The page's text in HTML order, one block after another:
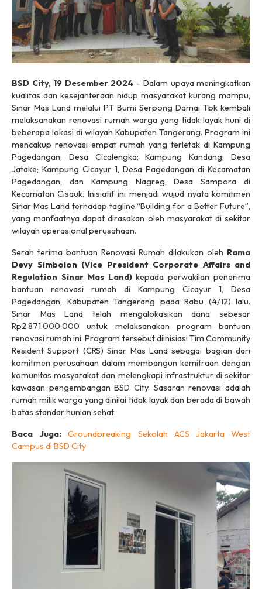
BSD City, 19 Desember 2024 – Dalam upaya meningkatkan
kualitas dan kesejahteraan hidup masyarakat kurang mampu,
Sinar Mas Land melalui PT Bumi Serpong Damai Tbk kembali
melaksanakan renovasi rumah warga yang tidak layak huni di
beberapa lokasi di wilayah Kabupaten Tangerang. Program ini
mencakup renovasi empat rumah yang terletak di Kampung
Pagedangan, Desa Cicalengka; Kampung Kandang, Desa
Jatake; Kampung Cicayur 1, Desa Pagedangan di Kecamatan
Pagedangan; dan Kampung Nagreg, Desa Sampora di
Kecamatan Cisauk. Inisiatif ini menjadi wujud nyata komitmen
Sinar Mas Land terhadap tagline “Building for a Better Future”,
yang manfaatnya dapat dirasakan oleh masyarakat di sekitar
wilayah operasional perusahaan.
Serah terima bantuan Renovasi Rumah dilakukan oleh Rama
Devy Simbolon (Vice President Corporate Affairs and
Regulation Sinar Mas Land)kepada perwakilan penerima
bantuan renovasi rumah di Kampung Cicayur 1, Desa
Pagedangan, Kabupaten Tangerang pada Rabu (4/12) lalu.
Sinar Mas Land telah mengalokasikan dana sebesar
Rp2.871.000.000 untuk melaksanakan program bantuan
renovasi rumah ini. Program tersebut diinisiasi Tim Community
Resident Support (CRS) Sinar Mas Land sebagai bagian dari
komitmen perusahaan dalam membangun kemitraan dengan
komunitas masyarakat dan melengkapi infrastruktur di sekitar
kawasan pengembangan BSD City. Sasaran renovasi adalah
rumah milik warga yang dinilai tidak layak dan berada di bawah
batas standar hunian sehat.
Baca Juga:Groundbreaking Sekolah ACS Jakarta West
Campus di BSD City